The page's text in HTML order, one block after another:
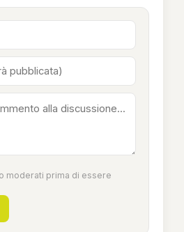
moderati prima di essere